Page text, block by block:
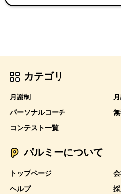
カテゴリ
月謝制
パーソナルコーチ
コンテスト一覧
パルミーについて
トップページ
ヘルプ